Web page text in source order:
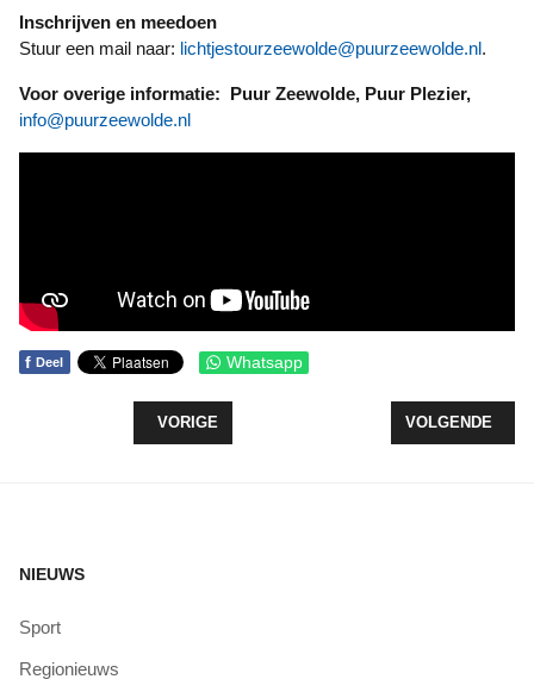
Inschrijven en meedoen
Stuur een mail naar: lichtjestourzeewolde@puurzeewolde.nl.
Voor overige informatie: Puur Zeewolde, Puur Plezier,
info@puurzeewolde.nl
f Deel Whatsapp
VORIG ARTIKEL: GESCHILDERDE KASTJES
VORIGE VOLGENDE
VOLGENDE
NIEUWS
Sport
Regionieuws